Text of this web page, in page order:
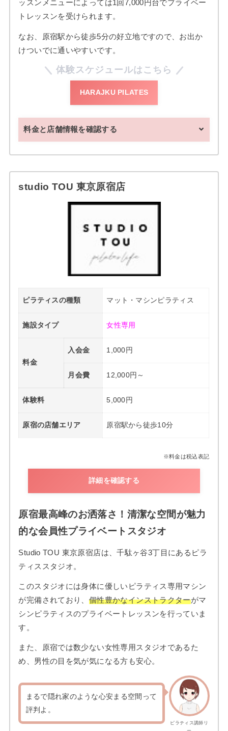
ッスンメニューによっては1回7,000円台でプライベー
トレッスンを受けられます。
なお、原宿駅から徒歩5分の好立地ですので、お出か
けついでに通いやすいです。
体験スケジュールはこちら
HARAJKU PILATES
料金と店舗情報を確認する
studio TOU 東京原宿店
ピラティスの種類 マット・マシンピラティス
施設タイプ 女性専用
料金
入会金 1,000円
月会費 12,000円～
体験料 5,000円
原宿の店舗エリア 原宿駅から徒歩10分
※料金は税込表記
詳細を確認する
原宿最高峰のお洒落さ！清潔な空間が魅力
的な会員性プライベートスタジオ
Studio TOU 東京原宿店は、千駄ヶ谷3丁目にあるピラ
ティススタジオ。
このスタジオには身体に優しいピラティス専用マシン
が完備されており、 個性豊かなインストラクターがマ
シンピラティスのプライベートレッスンを行っていま
す。
また、原宿では数少ない女性専用スタジオであるた
め、男性の目を気が気になる方も安心。
ピラティス講師リ
まるで隠れ家のような心安まる空間って
評判よ。